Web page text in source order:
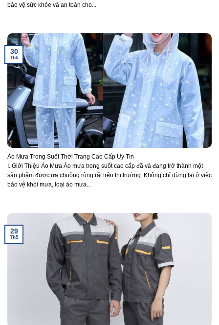
bảo vệ sức khỏe và an toàn cho...
Áo Mưa Trong Suốt Thời Trang Cao Cấp Uy Tín
I. Giới Thiệu Áo Mưa Áo mưa trong suốt cao cấp đã và đang trở thành một
sản phẩm được ưa chuộng rộng rãi trên thị trường. Không chỉ dừng lại ở việc
bảo vệ khỏi mưa, loại áo mưa...
30
Th5
29
Th5